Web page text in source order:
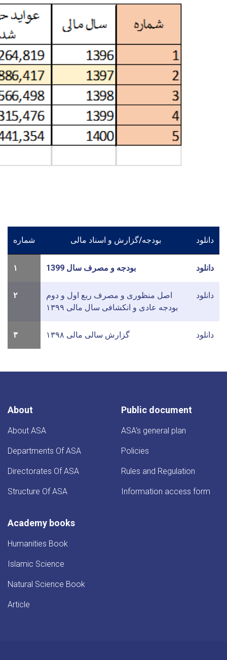
شماره بودجه/گزارش و اسناد مالی دانلود
۱ بودجه و مصرف سال 1399 دانلود
۲
اصل منظوری و مصرف ربع اول و دوم
بودجه عادی و انکشافی سال مالی ۱۳۹۹
دانلود
۳ گزارش سالی مالی ۱۳۹۸ دانلود
About
About ASA
Departments Of ASA
Directorates Of ASA
Structure Of ASA
Public document
ASA's general plan
Policies
Rules and Regulation
Information access form
Academy books
Humanities Book
Islamic Science
Natural Science Book
Article